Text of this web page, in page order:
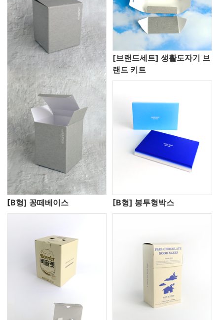
[B형] 꽁떼베이스
[브랜드세트] 생활도자기 브
랜드 키트
[B형] 봉투형박스